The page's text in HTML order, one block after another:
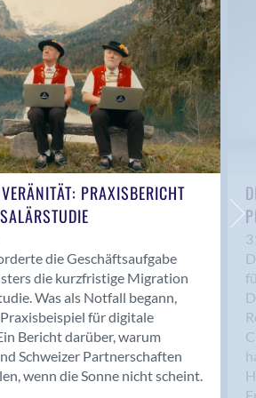
PRAXISBERICHT
die Geschäftsaufgabe
die kurzfristige Migration
Was als Notfall begann,
für digitale
Bericht darüber, warum
Schweizer Partnerschaften
wenn die Sonne nicht scheint.